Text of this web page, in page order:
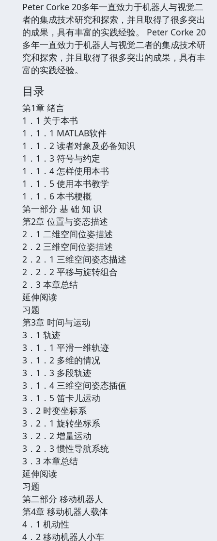
Peter Corke 20多年一直致力于机器人与视觉二
者的集成技术研究和探索，并且取得了很多突出
的成果，具有丰富的实践经验。 Peter Corke 20
多年一直致力于机器人与视觉二者的集成技术研
究和探索，并且取得了很多突出的成果，具有丰
富的实践经验。
目录
第1章 绪言
1．1 关于本书
1．1．1 MATLAB软件
1．1．2 读者对象及必备知识
1．1．3 符号与约定
1．1．4 怎样使用本书
1．1．5 使用本书教学
1．1．6 本书梗概
第一部分 基 础 知 识
第2章 位置与姿态描述
2．1 二维空间位姿描述
2．2 三维空间位姿描述
2．2．1 三维空间姿态描述
2．2．2 平移与旋转组合
2．3 本章总结
延伸阅读
习题
第3章 时间与运动
3．1 轨迹
3．1．1 平滑一维轨迹
3．1．2 多维的情况
3．1．3 多段轨迹
3．1．4 三维空间姿态插值
3．1．5 笛卡儿运动
3．2 时变坐标系
3．2．1 旋转坐标系
3．2．2 增量运动
3．2．3 惯性导航系统
3．3 本章总结
延伸阅读
习题
第二部分 移动机器人
第4章 移动机器人载体
4．1 机动性
4．2 移动机器人小车